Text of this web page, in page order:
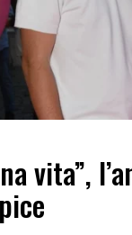
vita”,